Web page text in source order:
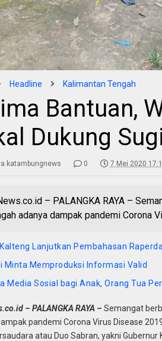
Headline Kalimantan Tengah
Bantuan,
Dukung
katambungnews 0 7 Mei 2020
– PALANGKA RAYA –
adanya dampak pandemi Corona
Kalteng Lanjutkan Pembahasan
Minta Memproduksi Informasi Valid
Media Sosial bagi Anak, Orang Tua
– PALANGKA RAYA – Semangat
pandemi Corona Virus Disease
atau Duo Sabran, yakni